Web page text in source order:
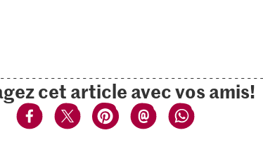
cet article avec vos amis!